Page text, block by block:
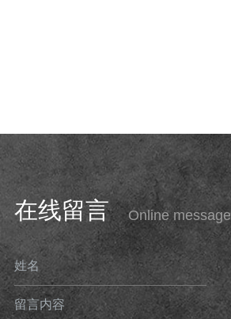
在线留言 Online message
姓名
留言内容